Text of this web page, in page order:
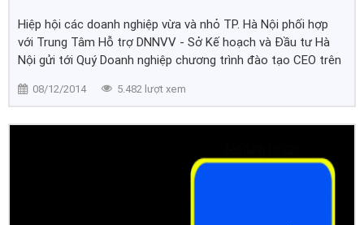
Hiệp hội các doanh nghiệp vừa và nhỏ TP. Hà Nội phối hợp
với Trung Tâm Hỗ trợ DNNVV - Sở Kế hoạch và Đầu tư Hà
Nội gửi tới Quý Doanh nghiệp chương trình đào tạo CEO trên
08/12/2014 5.482 lượt xem